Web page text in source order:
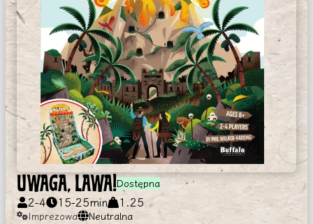
UWAGA, LAWA!Dostępna
2-4 15-25min 1.25
Imprezowa Neutralna